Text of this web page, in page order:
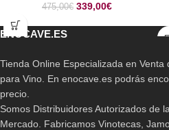
475,00€ 339,00€
ENOCAVE.ES
Tienda Online Especializada en
para Vino. En enocave.es podrás
precio.
Somos Distribuidores Autorizados de
Mercado. Fabricamos Vinotecas,